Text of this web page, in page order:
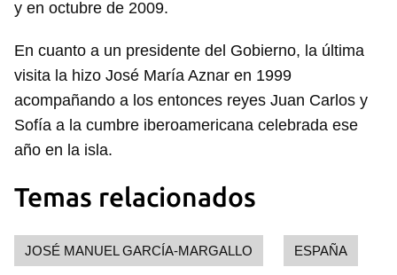
Guardar como favorito
Para poder guardar como favorito, primero has de
iniciar sesión con tu cuenta de 14ymedio.
y en octubre de 2009.
En cuanto a un presidente del Gobierno, la última
visita la hizo José María Aznar en 1999
acompañando a los entonces reyes Juan Carlos y
Sofía a la cumbre iberoamericana celebrada ese
año en la isla.
Temas relacionados
JOSÉ MANUEL GARCÍA-MARGALLO ESPAÑA